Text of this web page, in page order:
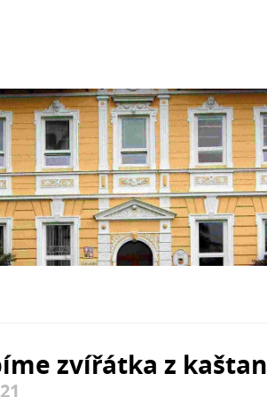
zvířátka z